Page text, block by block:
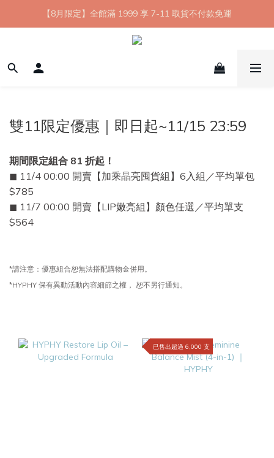
【8月限定】全館滿 1999 享 7-11 取貨不付款免運
【8月限定】全館滿 1999 享 7-11 取貨不付款免運
七夕情人節💘任選 A+B 限時優惠 $1314 元
新會員首購 7-11 店到店免運 點我成為HYPHY Girl
雙11限定優惠｜即日起~11/15 23:59
期間限定組合 81 折起！
◼ 11/4 00:00 開賣【加乘晶亮囤貨組】6入組／平均單包
$785
◼ 11/7 00:00 開賣【LIP嫩亮組】顏色任選／平均單支
$564
*請注意：優惠組合恕無法搭配購物金併用。
*HYPHY 保有異動活動內容細節之權， 恕不另行通知。
已售出超過 6,000 支